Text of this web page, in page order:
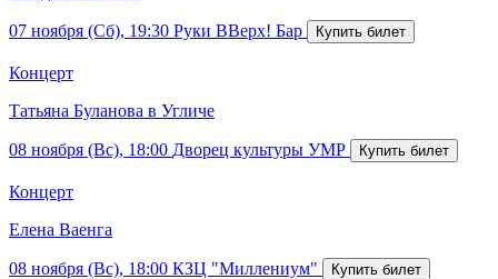
07 ноября (Сб), 19:30 Руки ВВерх! Бар
Концерт
Татьяна Буланова в Угличе
08 ноября (Вс), 18:00 Дворец культуры УМР
Концерт
Елена Ваенга
08 ноября (Вс), 18:00 КЗЦ "Миллениум"